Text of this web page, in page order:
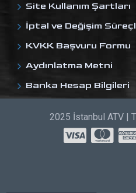
Site Kullanım Şartları
İptal ve Değişim
KVKK Başvuru Formu
Aydınlatma Metni
Banka Hesap Bilgileri
2025 İstanbul ATV |